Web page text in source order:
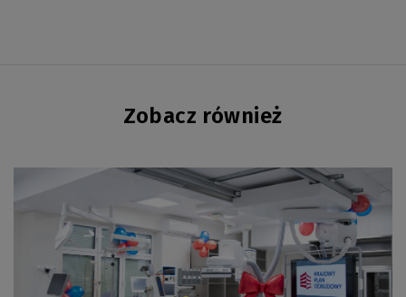
Zobacz również